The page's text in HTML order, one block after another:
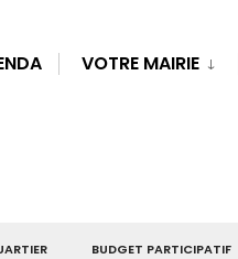
VOTRE MAIRIE
BUDGET PARTICIPATIF